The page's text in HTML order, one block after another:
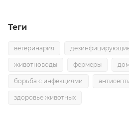
Теги
ветеринария
животноводы фермеры
борьба с инфекциями
здоровье животных